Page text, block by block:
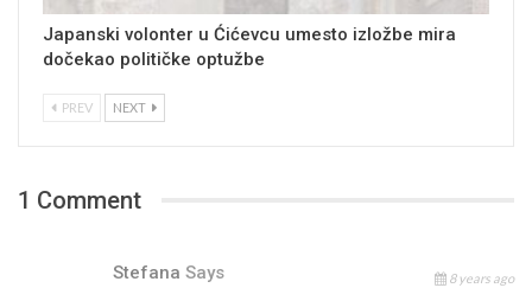
Japanski volonter u Ćićevcu umesto izložbe mira
dočekao političke optužbe
PREV NEXT
1 Comment
Stefana Says 8 years ago